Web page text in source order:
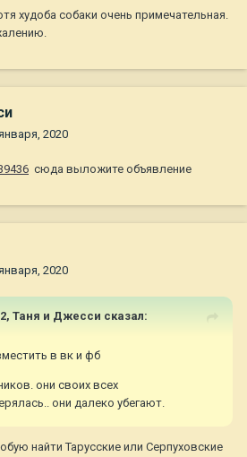
худоба собаки очень примечательная.
2020
сюда выложите объявление
2020
Таня и Джесси сказал:
в вк и фб
они своих всех
они далеко убегают.
найти Тарусские или Серпуховские